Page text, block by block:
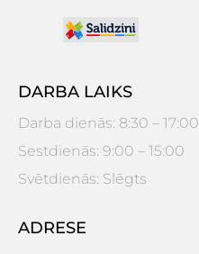
DARBA LAIKS
Darba dienās: 8:30 – 17:00
Sestdienās: 9:00 – 15:00
Svētdienās: Slēgts
ADRESE